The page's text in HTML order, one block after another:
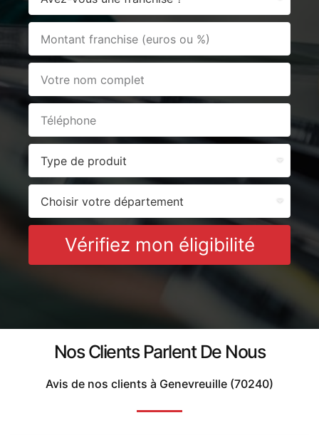
Vérifiez mon éligibilité
Nos Clients Parlent De Nous
Avis de nos clients à Genevreuille (70240)